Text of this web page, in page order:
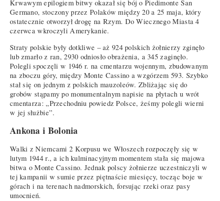
Krwawym epilogiem bitwy okazał się bój o Piedimonte San
Germano, stoczony przez Polaków między 20 a 25 maja, który
ostatecznie otworzył drogę na Rzym. Do Wiecznego Miasta 4
czerwca wkroczyli Amerykanie.
Straty polskie były dotkliwe – aż 924 polskich żołnierzy zginęło
lub zmarło z ran, 2930 odniosło obrażenia, a 345 zaginęło.
Polegli spoczęli w 1946 r. na cmentarzu wojennym, zbudowanym
na zboczu góry, między Monte Cassino a wzgórzem 593. Szybko
stał się on jednym z polskich mauzoleów. Zbliżając się do
grobów stąpamy po monumentalnym napisie na płytach u wrót
cmentarza: „Przechodniu powiedz Polsce, żeśmy polegli wierni
w jej służbie”.
Ankona i Bolonia
Walki z Niemcami 2 Korpusu we Włoszech rozpoczęły się w
lutym 1944 r., a ich kulminacyjnym momentem stała się majowa
bitwa o Monte Cassino. Jednak polscy żołnierze uczestniczyli w
tej kampanii w sumie przez piętnaście miesięcy, tocząc boje w
górach i na terenach nadmorskich, forsując rzeki oraz pasy
umocnień.